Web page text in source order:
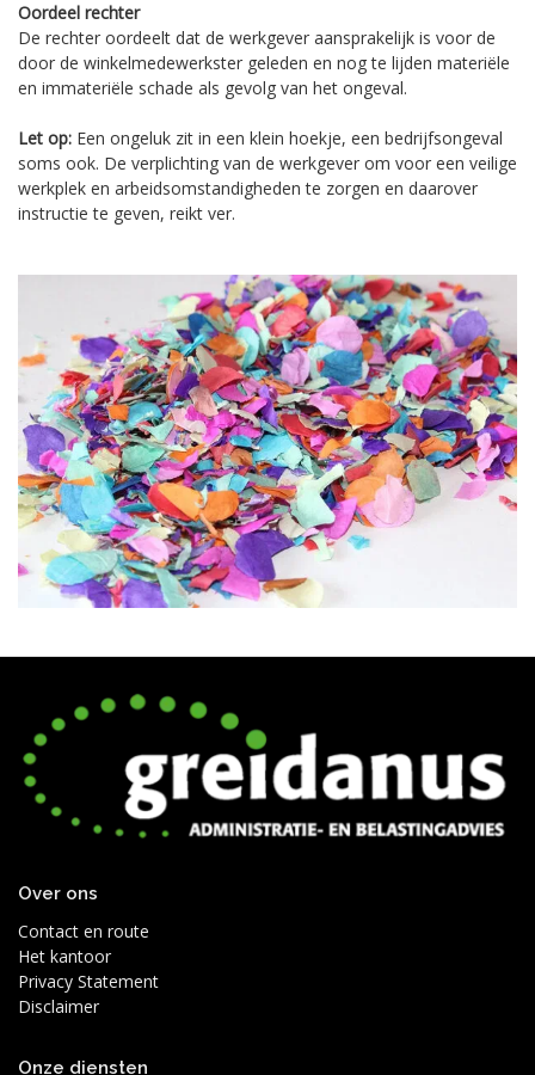
Oordeel rechter
De rechter oordeelt dat de werkgever aansprakelijk is voor de
door de winkelmedewerkster geleden en nog te lijden materiële
en immateriële schade als gevolg van het ongeval.
Let op: Een ongeluk zit in een klein hoekje, een bedrijfsongeval
soms ook. De verplichting van de werkgever om voor een veilige
werkplek en arbeidsomstandigheden te zorgen en daarover
instructie te geven, reikt ver.
Over ons
Contact en route
Het kantoor
Privacy Statement
Disclaimer
Onze diensten